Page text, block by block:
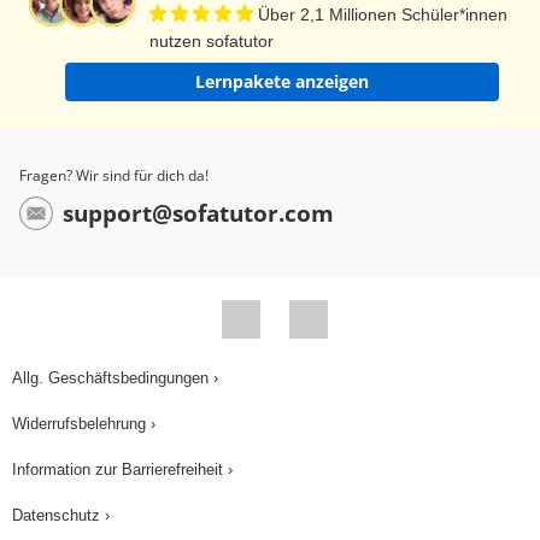
von Ernst Jandl spiegelt diese Merkmale wider.
Andere wichtige Vertreter der konkreten Poesie
sind Helmut Heißenbüttel und Hans Carl
getreten. Werd’ doch selbst mal konkret poetisch!
Ich sag ciao!
Über 2,1 Millionen Schüler*innen
nutzen sofatutor
Lernpakete anzeigen
Fragen? Wir sind für dich da!
support@sofatutor.com
Allg. Geschäftsbedingungen ›
Widerrufsbelehrung ›
Information zur Barrierefreiheit ›
Datenschutz ›